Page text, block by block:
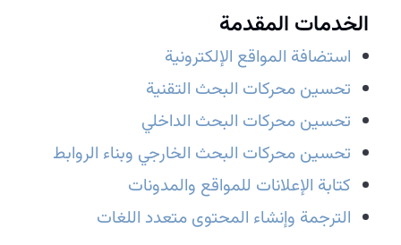
الخدمات المقدمة
استضافة المواقع الإلكترونية
تحسين محركات البحث التقنية
تحسين محركات البحث الداخلي
تحسين محركات البحث الخارجي وبناء الروابط
كتابة الإعلانات للمواقع والمدونات
الترجمة وإنشاء المحتوى متعدد اللغات